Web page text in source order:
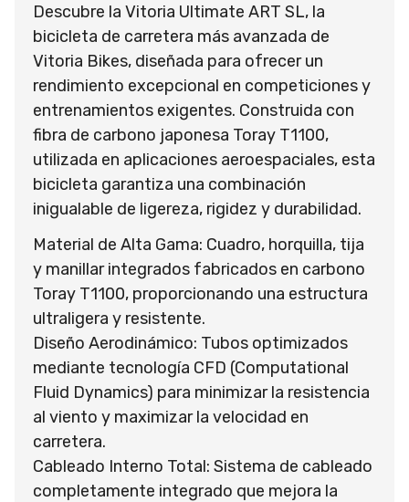
Descubre la Vitoria Ultimate ART SL, la
bicicleta de carretera más avanzada de
Vitoria Bikes, diseñada para ofrecer un
rendimiento excepcional en competiciones y
entrenamientos exigentes. Construida con
fibra de carbono japonesa Toray T1100,
utilizada en aplicaciones aeroespaciales, esta
bicicleta garantiza una combinación
inigualable de ligereza, rigidez y durabilidad.
Material de Alta Gama: Cuadro, horquilla, tija
y manillar integrados fabricados en carbono
Toray T1100, proporcionando una estructura
ultraligera y resistente.
Diseño Aerodinámico: Tubos optimizados
mediante tecnología CFD (Computational
Fluid Dynamics) para minimizar la resistencia
al viento y maximizar la velocidad en
carretera.
Cableado Interno Total: Sistema de cableado
completamente integrado que mejora la